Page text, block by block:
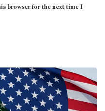
browser for the next time I